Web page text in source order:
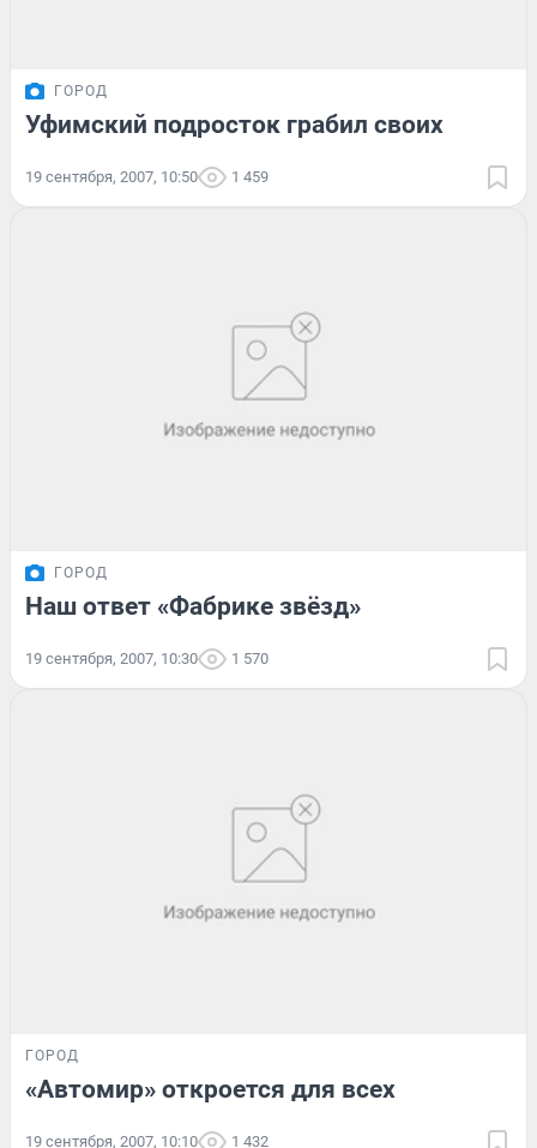
ГОРОД
Уфимский подросток грабил своих
19 сентября, 2007, 10:50 1 459
ГОРОД
Наш ответ «Фабрике звёзд»
19 сентября, 2007, 10:30 1 570
ГОРОД
«Автомир» откроется для всех
19 сентября, 2007, 10:10 1 432